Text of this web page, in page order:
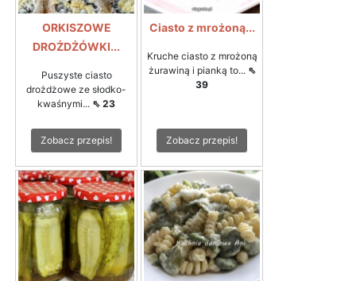
ORKISZOWE
DROŻDŻÓWKI...
Puszyste ciasto
drożdżowe ze słodko-
kwaśnymi... ⇖ 23
Zobacz przepis!
Ciasto z mrożoną...
Kruche ciasto z mrożoną
żurawiną i pianką to... ⇖
39
Zobacz przepis!